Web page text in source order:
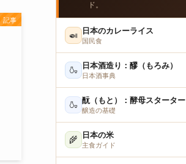
記事
ド。
🍛 日本のカレーライス
国民食
🍶 日本酒造り：醪（もろみ）
日本酒事典
🍶 酛（もと）：酵母スターター
醸造の基礎
🌾 日本の米
主食ガイド